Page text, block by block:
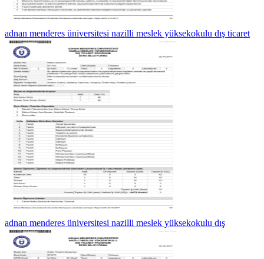
adnan menderes üniversitesi nazilli meslek yüksekokulu dış ticaret
adnan menderes üniversitesi nazilli meslek yüksekokulu dış